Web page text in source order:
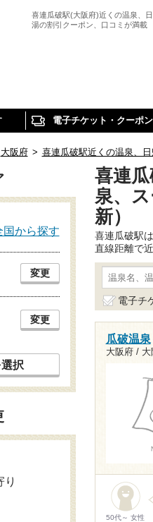
喜連瓜破駅(大阪府)近くの温泉、
湯の割引クーポン、口コミが満載
電子チケット・クーポン
大阪府 > 喜連瓜破駅近くの温泉、
喜連
泉、
新）
喜連瓜破駅
直線距離で
電子チ
瓜破温泉
大阪府 /
50代～ 女性
国から探す
変更
変更
択
り